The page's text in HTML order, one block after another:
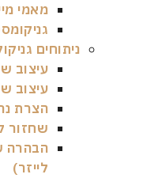
מאמי
גניקומסטיה
ניתוחים
עיצוב
עיצוב
הצרת
שחזור
הבהרה של
לייזר)